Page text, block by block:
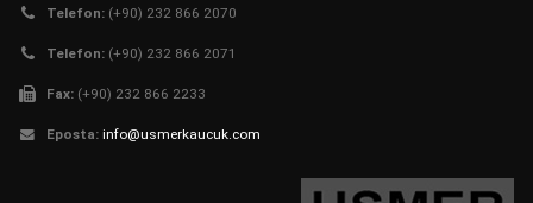
Telefon: (+90) 232 866 2070
Telefon: (+90) 232 866 2071
Fax: (+90) 232 866 2233
Eposta: info@usmerkaucuk.com